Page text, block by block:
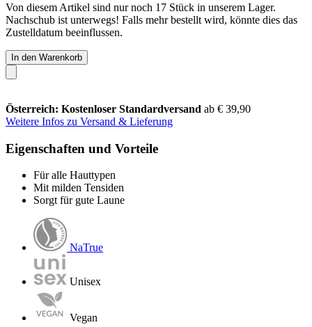
Von diesem Artikel sind nur noch 17 Stück in unserem Lager.
Nachschub ist unterwegs! Falls mehr bestellt wird, könnte dies das
Zustelldatum beeinflussen.
In den Warenkorb
Österreich: Kostenloser Standardversand ab € 39,90
Weitere Infos zu Versand & Lieferung
Eigenschaften und Vorteile
Für alle Hauttypen
Mit milden Tensiden
Sorgt für gute Laune
NaTrue
Unisex
Vegan